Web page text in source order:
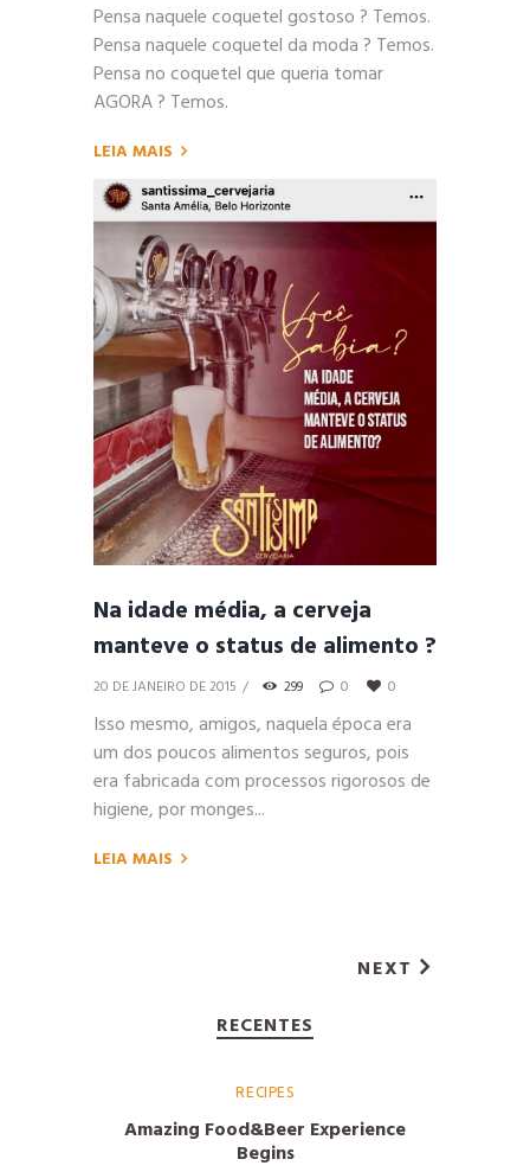
Pensa naquele coquetel gostoso ? Temos.
Pensa naquele coquetel da moda ? Temos.
Pensa no coquetel que queria tomar
AGORA ? Temos.
LEIA MAIS
Na idade média, a cerveja
manteve o status de alimento ?
20 DE JANEIRO DE 2015 299 0 0
Isso mesmo, amigos, naquela época era
um dos poucos alimentos seguros, pois
era fabricada com processos rigorosos de
higiene, por monges...
LEIA MAIS
NEXT
RECENTES
RECIPES
Amazing Food&Beer Experience
Begins